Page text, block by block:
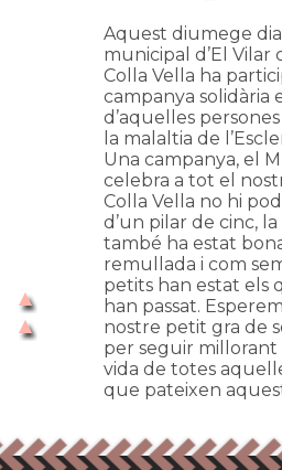
Aquest diumege dia
municipal d’El Vilar
Colla Vella ha
campanya solidària
d’aquelles
la malaltia de
Una campanya, el
celebra a tot el
Colla Vella no hi
d’un pilar de cinc,
també ha estat
remullada i com
petits han estat els
han passat.
nostre petit gra de
per seguir
vida de totes
que pateixen